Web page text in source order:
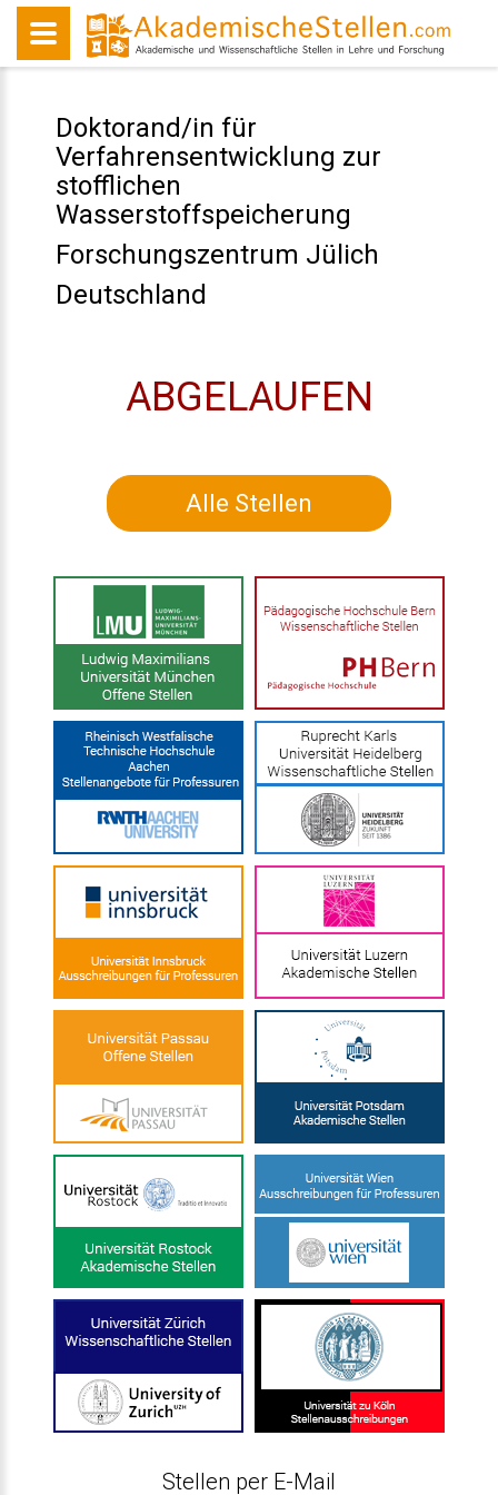
Doktorand/in für
Verfahrensentwicklung zur
stofflichen
Wasserstoffspeicherung
Forschungszentrum Jülich
Deutschland
ABGELAUFEN
Alle Stellen
Stellen per E-Mail